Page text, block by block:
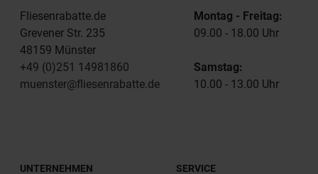
Fliesenrabatte.de
Grevener Str. 235
48159 Münster
+49 (0)251 14981860
muenster@fliesenrabatte.de
Montag - Freitag:
09.00 - 18.00 Uhr
Samstag:
10.00 - 13.00 Uhr
UNTERNEHMEN SERVICE